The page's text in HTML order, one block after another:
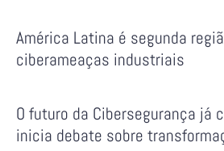
América Latina é segunda
ciberameaças industriais
O futuro da Cibersegurança já
inicia debate sobre